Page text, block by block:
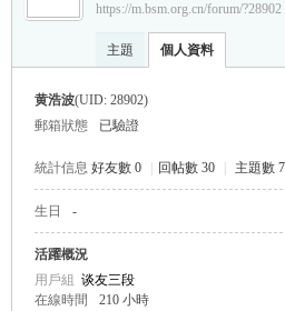
›
https://m.bsm.org.cn/forum/?28902
主題 個人資料
黄浩波(UID: 28902)
郵箱狀態
已驗證
統計信息 好友數 0 回帖數 30 主題數 7
生日 -
活躍概況
用戶組 谈友三段
在線時間
210 小時